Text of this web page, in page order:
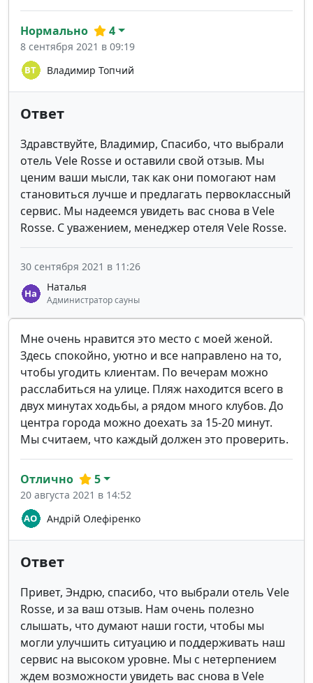
Владимир Топчий
Нормально 4
8 сентября 2021 в 09:19
Ответ
Здравствуйте, Владимир, Спасибо, что выбрали
отель Vele Rosse и оставили свой отзыв. Мы
ценим ваши мысли, так как они помогают нам
становиться лучше и предлагать первоклассный
сервис. Мы надеемся увидеть вас снова в Vele
Rosse. С уважением, менеджер отеля Vele Rosse.
Наталья
Администратор сауны
30 сентября 2021 в 11:26
Мне очень нравится это место с моей женой.
Здесь спокойно, уютно и все направлено на то,
чтобы угодить клиентам. По вечерам можно
расслабиться на улице. Пляж находится всего в
двух минутах ходьбы, а рядом много клубов. До
центра города можно доехать за 15-20 минут.
Мы считаем, что каждый должен это проверить.
Андрій Олефіренко
Отлично 5
20 августа 2021 в 14:52
Ответ
Привет, Эндрю, спасибо, что выбрали отель Vele
Rosse, и за ваш отзыв. Нам очень полезно
слышать, что думают наши гости, чтобы мы
могли улучшить ситуацию и поддерживать наш
сервис на высоком уровне. Мы с нетерпением
ждем возможности увидеть вас снова в Vele